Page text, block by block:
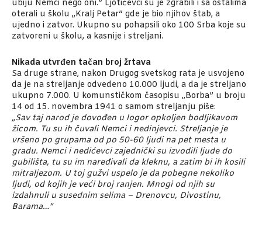
ubiju Nemci nego oni.” Ljotićevci su je zgrabili i sa ostalima
oterali u školu „Kralj Petar” gde je bio njihov štab, a
ujedno i zatvor. Ukupno su pohapsili oko 100 Srba koje su
zatvoreni u školu, a kasnije i streljani.
Nikada utvrđen tačan broj žrtava
Sa druge strane, nakon Drugog svetskog rata je usvojeno
da je na streljanje odvedeno 10.000 ljudi, a da je streljano
ukupno 7.000. U komunstičkom časopisu „Borba” u broju
14 od 15. novembra 1941 o samom streljanju piše:
„Sav taj narod je dovođen u logor opkoljen bodljikavom
žicom. Tu su ih čuvali Nemci i nedinjevci. Streljanje je
vršeno po grupama od po 50-60 ljudi na pet mesta u
gradu. Nemci i nedićevci zajednički su izvodili ljude do
gubilišta, tu su im naređivali da kleknu, a zatim bi ih kosili
mitraljezom. U toj gužvi uspelo je da pobegne nekoliko
ljudi, od kojih je veći broj ranjen. Mnogi od njih su
izdahnuli u susednim selima – Drenovcu, Divostinu,
Barama…”